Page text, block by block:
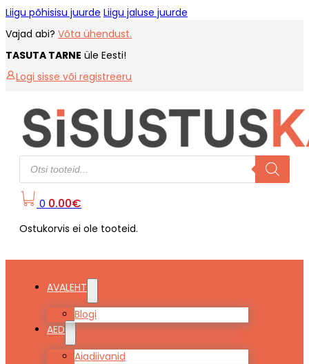
Liigu põhisisu juurde Liigu jaluse juurde
Vajad abi? Võta ühendust.
TASUTA TARNE üle Eesti!
Logi sisse või registreeru
Products
search
0 0.00€
Ostukorvis ei ole tooteid.
AVALEHT
Blogi
AED
Aiadiivanid